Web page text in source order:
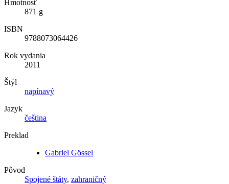
Hmotnosť
871 g
ISBN
9788073064426
Rok vydania
2011
Štýl
napínavý
Jazyk
čeština
Preklad
Gabriel Gössel
Pôvod
Spojené štáty, zahraničný